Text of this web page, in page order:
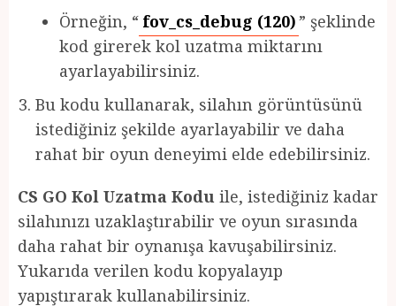
Örneğin, “ fov_cs_debug (120)” şeklinde
kod girerek kol uzatma miktarını
ayarlayabilirsiniz.
Bu kodu kullanarak, silahın görüntüsünü
istediğiniz şekilde ayarlayabilir ve daha
rahat bir oyun deneyimi elde edebilirsiniz.
CS GO Kol Uzatma Kodu ile, istediğiniz kadar
silahınızı uzaklaştırabilir ve oyun sırasında
daha rahat bir oynanışa kavuşabilirsiniz.
Yukarıda verilen kodu kopyalayıp
yapıştırarak kullanabilirsiniz.